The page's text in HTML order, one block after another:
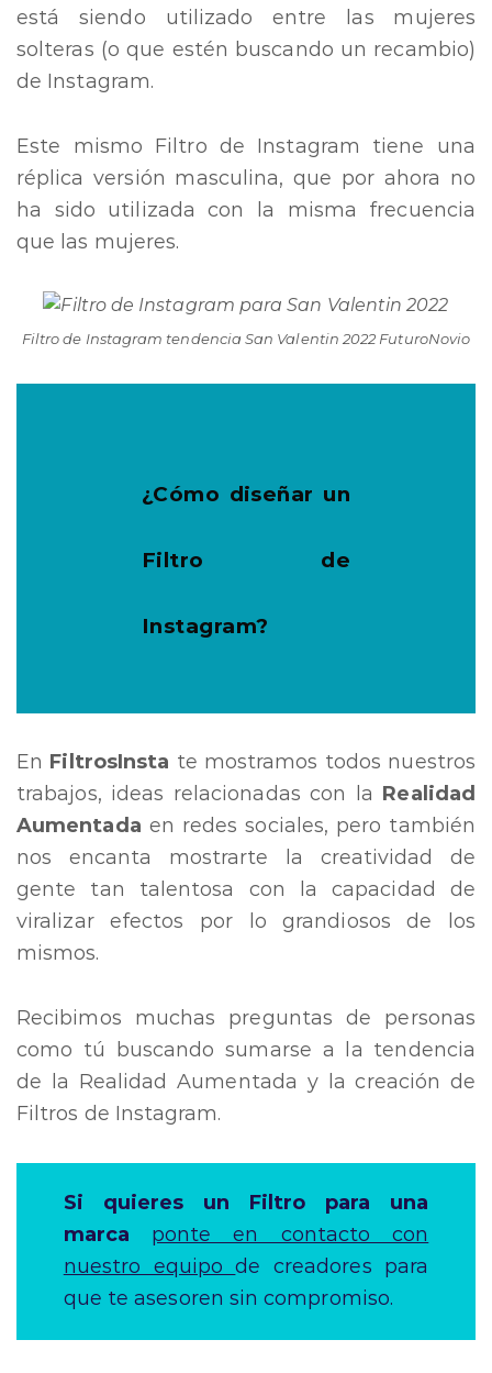
está siendo utilizado entre las mujeres
solteras (o que estén buscando un recambio)
de Instagram.
Este mismo Filtro de Instagram tiene una
réplica versión masculina, que por ahora no
ha sido utilizada con la misma frecuencia
que las mujeres.
Filtro de Instagram tendencia San Valentin 2022 FuturoNovio
¿Cómo diseñar un
Filtro de
Instagram?
En FiltrosInsta te mostramos todos nuestros
trabajos, ideas relacionadas con la Realidad
Aumentada en redes sociales, pero también
nos encanta mostrarte la creatividad de
gente tan talentosa con la capacidad de
viralizar efectos por lo grandiosos de los
mismos.
Recibimos muchas preguntas de personas
como tú buscando sumarse a la tendencia
de la Realidad Aumentada y la creación de
Filtros de Instagram.
Si quieres un Filtro para una
marca
ponte en contacto con
nuestro equipode creadores para
que te asesoren sin compromiso.